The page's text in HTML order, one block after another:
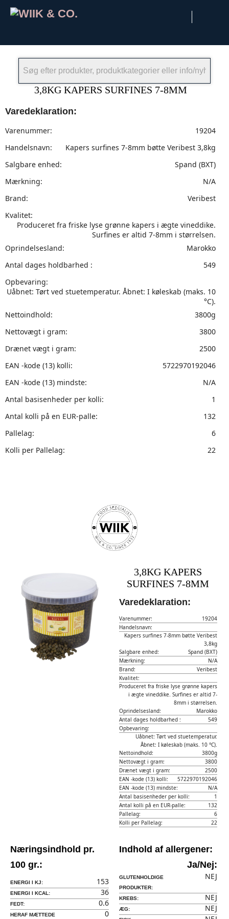
3,8KG KAPERS SURFINES 7-8MM
Varedeklaration:
Varenummer:
19204
Handelsnavn:
Kapers surfines 7-8mm bøtte Veribest 3,8kg
Salgbare enhed:
Spand (BXT)
Mærkning:
N/A
Brand:
Veribest
Kvalitet:
Produceret fra friske lyse grønne kapers i ægte vineddike.
Surfines er altid 7-8mm i størrelsen.
Oprindelsesland:
Marokko
Antal dages holdbarhed :
549
Opbevaring:
Uåbnet: Tørt ved stuetemperatur. Åbnet: I køleskab (maks. 10
°C).
Nettoindhold:
3800g
Nettovægt i gram:
3800
Drænet vægt i gram:
2500
EAN -kode (13) kolli:
5722970192046
EAN -kode (13) mindste:
N/A
Antal basisenheder per kolli:
1
Antal kolli på en EUR-palle:
132
Pallelag:
6
Kolli per Pallelag:
22
3,8KG KAPERS
SURFINES 7-8MM
Varedeklaration:
Varenummer:
19204
Handelsnavn:
Kapers surfines 7-8mm bøtte Veribest
3,8kg
Salgbare enhed:
Spand (BXT)
Mærkning:
N/A
Brand:
Veribest
Kvalitet:
Produceret fra friske lyse grønne kapers
i ægte vineddike. Surfines er altid 7-
8mm i størrelsen.
Oprindelsesland:
Marokko
Antal dages holdbarhed :
549
Opbevaring:
Uåbnet: Tørt ved stuetemperatur.
Åbnet: I køleskab (maks. 10 °C).
Nettoindhold:
3800g
Nettovægt i gram:
3800
Drænet vægt i gram:
2500
EAN -kode (13) kolli:
5722970192046
EAN -kode (13) mindste:
N/A
Antal basisenheder per kolli:
1
Antal kolli på en EUR-palle:
132
Pallelag:
6
Kolli per Pallelag:
22
Næringsindhold pr.
100 gr.:
ENERGI I KJ: 153
ENERGI I KCAL: 36
FEDT: 0.6
HERAF MÆTTEDE 0
Indhold af allergener:
Ja/Nej:
GLUTENHOLDIGE
PRODUKTER:
NEJ
KREBS: NEJ
ÆG: NEJ